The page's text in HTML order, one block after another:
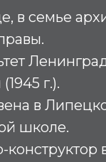
в семье
г.).
в
школе.
конструктор